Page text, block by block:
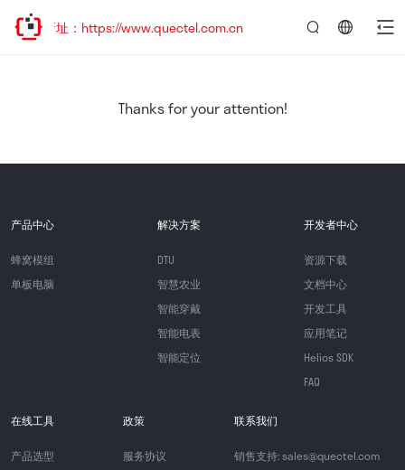
访问新址：https://www.quectel.com.cn
Thanks for your attention!
产品中心
蜂窝模组
单板电脑
解决方案
DTU
智慧农业
智能穿戴
智能电表
智能定位
开发者中心
资源下载
文档中心
开发工具
应用笔记
Helios SDK
FAQ
在线工具
产品选型
政策
服务协议
联系我们
销售支持: sales@quectel.com